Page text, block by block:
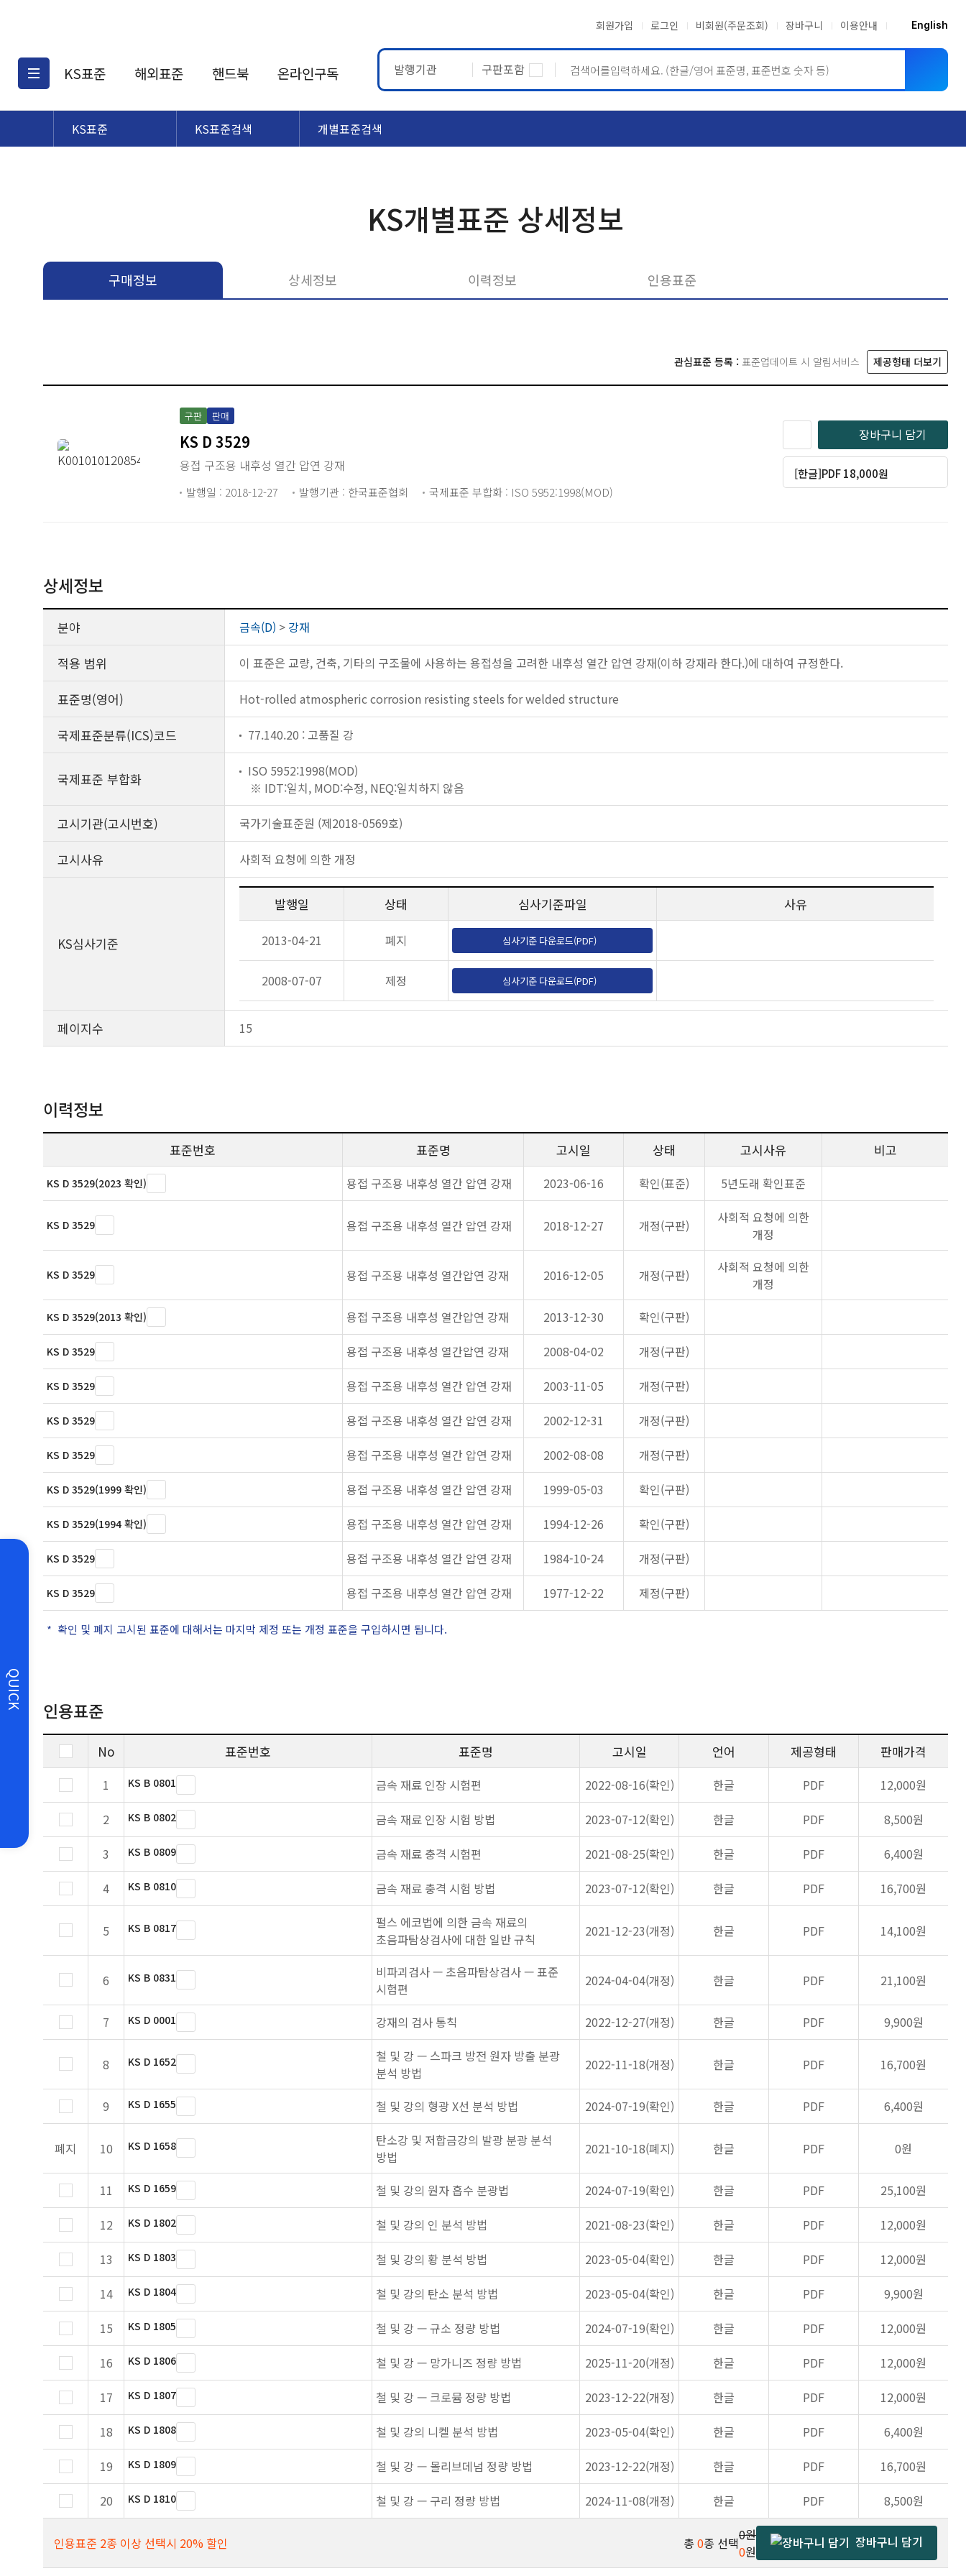
회원가입 로그인 비회원(주문조회) 장바구니 이용안내 English
KS표준
KS표준검색
해외표준
해외표준검색
핸드북 온라인구독 발행기관 구판포함
QUICK
KS표준 KS표준검색 개별표준검색
KS개별표준 상세정보
구매정보 상세정보 이력정보 인용표준
관심표준 등록 : 표준업데이트 시 알림서비스 제공형태 더보기
구판 판매
KS D 3529
용접 구조용 내후성 열간 압연 강재
발행일 : 2018-12-27 발행기관 : 한국표준협회 국제표준 부합화 : ISO 5952:1998(MOD)
장바구니 담기
[한글]PDF 18,000원
상세정보
분야 금속(D) > 강재
적용 범위 이 표준은 교량, 건축, 기타의 구조물에 사용하는 용접성을 고려한 내후성 열간 압연 강재(이하 강재라 한다.)에 대하여 규정한다.
표준명(영어) Hot-rolled atmospheric corrosion resisting steels for welded structure
국제표준분류(ICS)코드 77.140.20 : 고품질 강
국제표준 부합화
ISO 5952:1998(MOD)
※ IDT:일치, MOD:수정, NEQ:일치하지 않음
고시기관(고시번호) 국가기술표준원 (제2018-0569호)
고시사유 사회적 요청에 의한 개정
KS심사기준
발행일 상태 심사기준파일 사유
2013-04-21 폐지 심사기준 다운로드(PDF)
2008-07-07 제정 심사기준 다운로드(PDF)
페이지수 15
이력정보
표준번호 표준명 고시일 상태 고시사유 비고
KS D 3529(2023 확인) 용접 구조용 내후성 열간 압연 강재 2023-06-16 확인(표준) 5년도래 확인표준
KS D 3529 용접 구조용 내후성 열간 압연 강재 2018-12-27 개정(구판)
사회적 요청에 의한
개정
KS D 3529 용접 구조용 내후성 열간압연 강재 2016-12-05 개정(구판)
사회적 요청에 의한
개정
KS D 3529(2013 확인) 용접 구조용 내후성 열간압연 강재 2013-12-30 확인(구판)
KS D 3529 용접 구조용 내후성 열간압연 강재 2008-04-02 개정(구판)
KS D 3529 용접 구조용 내후성 열간 압연 강재 2003-11-05 개정(구판)
KS D 3529 용접 구조용 내후성 열간 압연 강재 2002-12-31 개정(구판)
KS D 3529 용접 구조용 내후성 열간 압연 강재 2002-08-08 개정(구판)
KS D 3529(1999 확인) 용접 구조용 내후성 열간 압연 강재 1999-05-03 확인(구판)
KS D 3529(1994 확인) 용접 구조용 내후성 열간 압연 강재 1994-12-26 확인(구판)
KS D 3529 용접 구조용 내후성 열간 압연 강재 1984-10-24 개정(구판)
KS D 3529 용접 구조용 내후성 열간 압연 강재 1977-12-22 제정(구판)
확인 및 폐지 고시된 표준에 대해서는 마지막 제정 또는 개정 표준을 구입하시면 됩니다.
인용표준
No 표준번호 표준명 고시일 언어 제공형태 판매가격
1 KS B 0801 금속 재료 인장 시험편 2022-08-16(확인) 한글 PDF
12,000원
2
KS B 0802 금속 재료 인장 시험 방법 2023-07-12(확인) 한글 PDF
8,500원
3
KS B 0809 금속 재료 충격 시험편 2021-08-25(확인) 한글 PDF
6,400원
4
KS B 0810 금속 재료 충격 시험 방법 2023-07-12(확인) 한글 PDF 16,700원
5 KS B 0817
펄스 에코법에 의한 금속 재료의
초음파탐상검사에 대한 일반 규칙
2021-12-23(개정) 한글 PDF 14,100원
6 KS B 0831
비파괴검사 — 초음파탐상검사 — 표준
시험편
2024-04-04(개정) 한글 PDF 21,100원
7 KS D 0001 강재의 검사 통칙 2022-12-27(개정) 한글 PDF 9,900원
8 KS D 1652
철 및 강 — 스파크 방전 원자 방출 분광
분석 방법
2022-11-18(개정) 한글 PDF 16,700원
9 KS D 1655 철 및 강의 형광 X선 분석 방법 2024-07-19(확인) 한글 PDF 6,400원
폐지 10 KS D 1658
탄소강 및 저합금강의 발광 분광 분석
방법
2021-10-18(폐지) 한글 PDF 0원
11 KS D 1659 철 및 강의 원자 흡수 분광법 2024-07-19(확인) 한글 PDF
25,100원
12
KS D 1802 철 및 강의 인 분석 방법 2021-08-23(확인) 한글 PDF
12,000원
13
KS D 1803 철 및 강의 황 분석 방법 2023-05-04(확인) 한글 PDF
12,000원
14
KS D 1804 철 및 강의 탄소 분석 방법 2023-05-04(확인) 한글 PDF
9,900원
15
KS D 1805 철 및 강 — 규소 정량 방법 2024-07-19(확인) 한글 PDF
12,000원
16
KS D 1806 철 및 강 — 망가니즈 정량 방법 2025-11-20(개정) 한글 PDF
12,000원
17
KS D 1807 철 및 강 — 크로뮴 정량 방법 2023-12-22(개정) 한글 PDF
12,000원
18
KS D 1808 철 및 강의 니켈 분석 방법 2023-05-04(확인) 한글 PDF
6,400원
19
KS D 1809 철 및 강 — 몰리브데넘 정량 방법 2023-12-22(개정) 한글 PDF
16,700원
20
KS D 1810 철 및 강 — 구리 정량 방법 2024-11-08(개정) 한글 PDF 8,500원
인용표준 2종 이상 선택시 20% 할인 총 0종 선택0원
0원
장바구니 담기